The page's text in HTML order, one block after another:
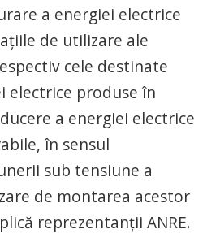
a energiei electrice
de utilizare ale
cele destinate
electrice produse în
a energiei electrice
în sensul
sub tensiune a
de montarea acestor
reprezentanţii ANRE.